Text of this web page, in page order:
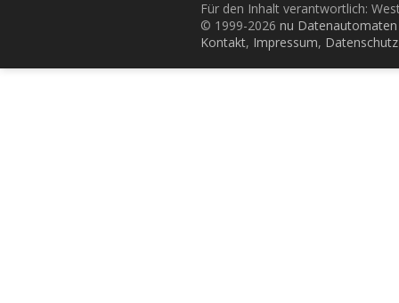
Für den Inhalt verantwortlich:
© 1999-2026 nu
Kontakt, Impressum, Datenschutz